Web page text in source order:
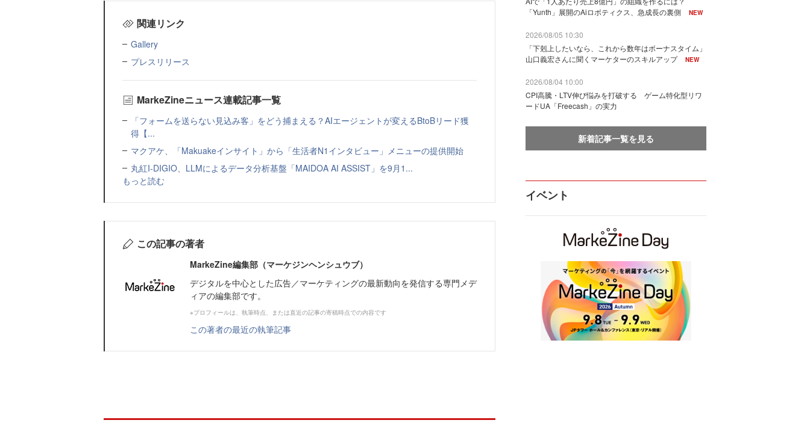
関連リンク
Gallery
プレスリリース
MarkeZineニュース連載記事一覧
「フォームを送らない見込み客」をどう捕まえる？AIエージェントが変えるBtoBリード獲
得【...
マクアケ、「Makuakeインサイト」から「生活者N1インタビュー」メニューの提供開始
丸紅I-DIGIO、LLMによるデータ分析基盤「MAIDOA AI ASSIST」を9月1...
もっと読む
この記事の著者
MarkeZine編集部（マーケジンヘンシュウブ）
デジタルを中心とした広告／マーケティングの最新動向を発信する専門メデ
ィアの編集部です。
※プロフィールは、執筆時点、または直近の記事の寄稿時点での内容です
この著者の最近の執筆記事
「Yunth」展開のAiロボティクス、急成長の裏側
NEW
2026/08/05 10:30
「下剋上したいなら、これから数年はボーナスタイム」
山口義宏さんに聞くマーケターのスキルアップ
NEW
2026/08/04 10:00
CPI高騰・LTV伸び悩みを打破する ゲーム特化型リワ
ードUA「Freecash」の実力
新着記事一覧を見る
イベント